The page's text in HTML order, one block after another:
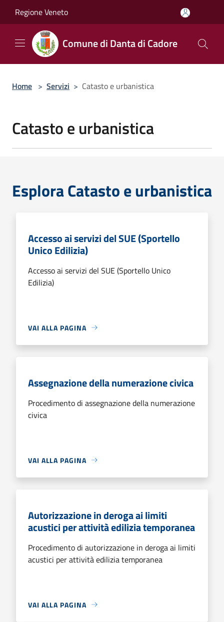
Regione Veneto
Comune di Danta di Cadore
Home > Servizi > Catasto e urbanistica
Catasto e urbanistica
Esplora Catasto e urbanistica
Accesso ai servizi del SUE (Sportello
Unico Edilizia)
Accesso ai servizi del SUE (Sportello Unico
Edilizia)
VAI ALLA PAGINA
Assegnazione della numerazione civica
Procedimento di assegnazione della numerazione
civica
VAI ALLA PAGINA
Autorizzazione in deroga ai limiti
acustici per attività edilizia temporanea
Procedimento di autorizzazione in deroga ai limiti
acustici per attività edilizia temporanea
VAI ALLA PAGINA